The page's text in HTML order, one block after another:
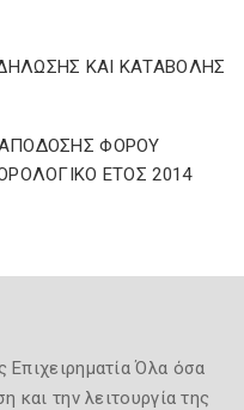
ΚΑΙ ΚΑΤΑΒΟΛΗΣ
ΦΟΡΟΥ
ΕΤΟΣ 2014
Επιχειρηματία Όλα όσα
και την λειτουργία της